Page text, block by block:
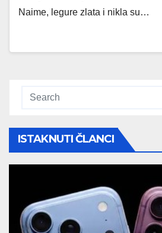
Naime, legure zlata i nikla su…
ISTAKNUTI ČLANCI